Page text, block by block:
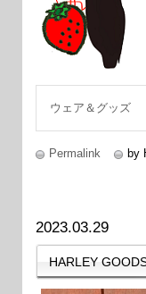
ウェア＆グッズ
Permalink by
2023.03.29
HARLEY